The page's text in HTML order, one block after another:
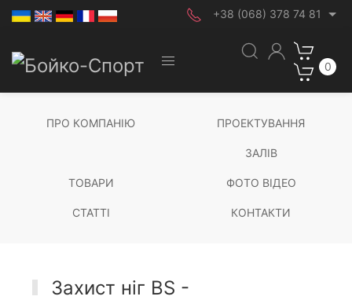
+38 (068) 378 74 81
0
ПРО КОМПАНІЮ ПРОЕКТУВАННЯ
ЗАЛІВ
ТОВАРИ ФОТО ВІДЕО
СТАТТІ КОНТАКТИ
Захист ніг BS -